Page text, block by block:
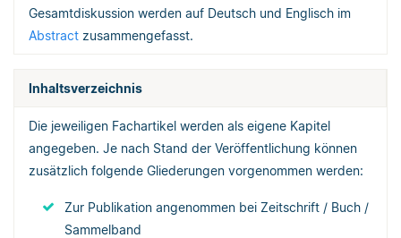
Gesamtdiskussion werden auf Deutsch und Englisch im
Abstract zusammengefasst.
Inhaltsverzeichnis
Die jeweiligen Fachartikel werden als eigene Kapitel
angegeben. Je nach Stand der Veröffentlichung können
zusätzlich folgende Gliederungen vorgenommen werden:
Zur Publikation angenommen bei Zeitschrift / Buch /
Sammelband